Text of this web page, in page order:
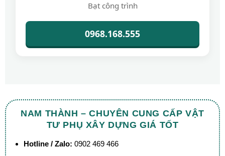
Bạt công trình
0968.168.555
NAM THÀNH – CHUYÊN CUNG CẤP VẬT
TƯ PHỤ XÂY DỰNG GIÁ TỐT
Hotline / Zalo: 0902 469 466